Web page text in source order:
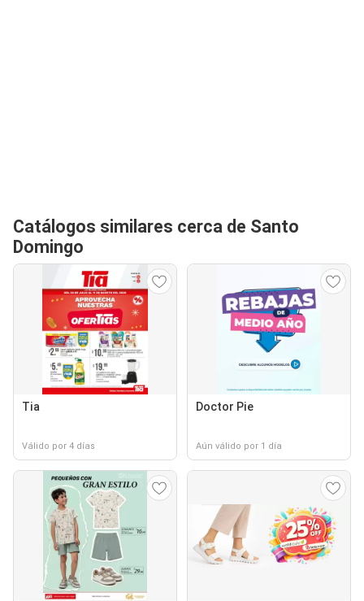
Catálogos similares cerca de Santo
Domingo
Tia
Válido por 4 días
Doctor Pie
Aún válido por 1 día